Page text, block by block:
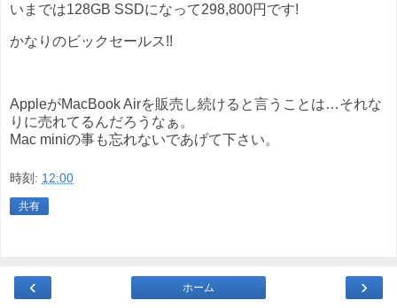
いまでは128GB SSDになって298,800円です!
かなりのビックセールス!!
AppleがMacBook Airを販売し続けると言うことは…それな
りに売れてるんだろうなぁ。
Mac miniの事も忘れないであげて下さい。
時刻: 12:00
共有
‹ ›
ホーム